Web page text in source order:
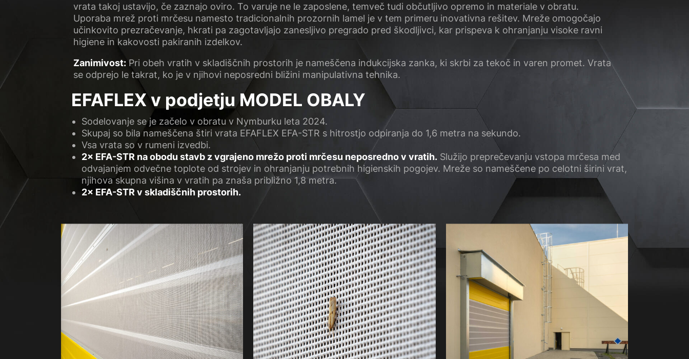
vrata takoj ustavijo, če zaznajo oviro. To varuje ne le zaposlene, temveč tudi občutljivo opremo in materiale v obratu.
Uporaba mrež proti mrčesu namesto tradicionalnih prozornih lamel je v tem primeru inovativna rešitev. Mreže omogočajo
učinkovito prezračevanje, hkrati pa zagotavljajo zanesljivo pregrado pred škodljivci, kar prispeva k ohranjanju visoke ravni
higiene in kakovosti pakiranih izdelkov.
Zanimivost: Pri obeh vratih v skladiščnih prostorih je nameščena indukcijska zanka, ki skrbi za tekoč in varen promet. Vrata
se odprejo le takrat, ko je v njihovi neposredni bližini manipulativna tehnika.
EFAFLEX v podjetju MODEL OBALY
Sodelovanje se je začelo v obratu v Nymburku leta 2024.
Skupaj so bila nameščena štiri vrata EFAFLEX EFA-STR s hitrostjo odpiranja do 1,6 metra na sekundo.
Vsa vrata so v rumeni izvedbi.
2× EFA-STR na obodu stavb z vgrajeno mrežo proti mrčesu neposredno v vratih. Služijo preprečevanju vstopa mrčesa med
odvajanjem odvečne toplote od strojev in ohranjanju potrebnih higienskih pogojev. Mreže so nameščene po celotni širini vrat,
njihova skupna višina v vratih pa znaša približno 1,8 metra.
2× EFA-STR v skladiščnih prostorih.